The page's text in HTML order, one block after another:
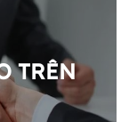
TRÊN